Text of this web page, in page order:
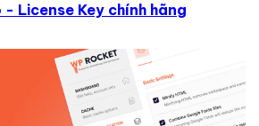
License Key chính hãng